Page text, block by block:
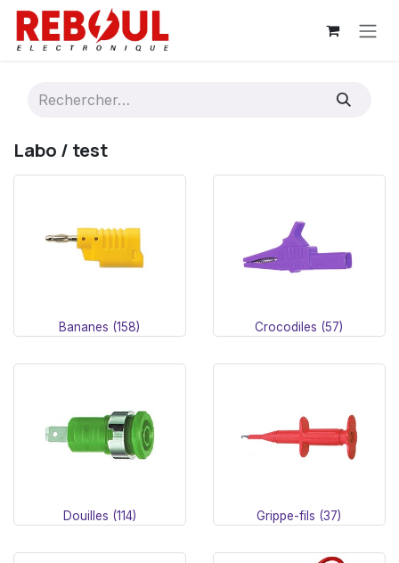
Se rendre au contenu
Labo / test
Bananes (158) Crocodiles (57)
Douilles (114) Grippe-fils (37)